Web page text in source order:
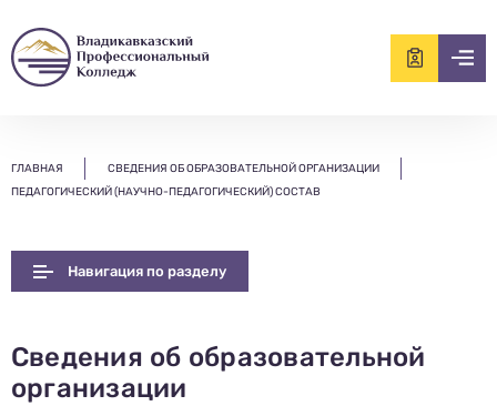
ГЛАВНАЯ
СВЕДЕНИЯ ОБ ОБРАЗОВАТЕЛЬНОЙ ОРГАНИЗАЦИИ
ПЕДАГОГИЧЕСКИЙ (НАУЧНО-ПЕДАГОГИЧЕСКИЙ) СОСТАВ
Навигация по разделу
Сведения об образовательной
организации